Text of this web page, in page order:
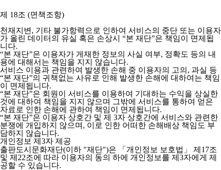
제 18조 (면책조항)
천재지변, 기타 불가항력으로 인하여 서비스의 중단 또는 이용자
가 올린 데이터의 유실 혹은 손상시 “본 재단”은 책임이 면제됩
니다.
“본 재단”은 이용자가 게재한 정보의 사실 여부, 정확도 등의 내
용에 대해서는 책임을 지지 않습니다.
서비스 이용과 관련하여 발생한 손해 중 이용자의 고의, 과실 등
“본 재단”의 귀책없는 사유로 인해 발생한 손해에 대하여는 책임
이 면제됩니다.
“본 재단”은 회원이 서비스를 이용하여 기대하는 수익을 상실한
것에 대하여 책임을 지지 않으며 그밖에 서비스를 통하여 얻은
자료로 인한 손해에 관하여 책임이 면제됩니다.
“본 재단”은 이용자 상호간 및 제 3자 상호간에 서비스와 관련한
분쟁에 개입하지 않으며, 이로 인한 어떠한 손해배상 책임도 부
담하지 않습니다.
개인정보 제3자 제공
출판도시문화재단(이하 "재단")은 「개인정보 보호법」 제17조
및 제22조에 따라 이용자의 동의 하에 개인정보를 제3자에게 제
공할 수 있습니다.